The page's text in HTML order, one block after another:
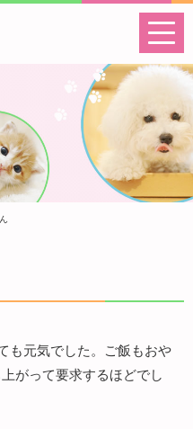
も元気でした。ご飯もおや
がって要求するほどでし